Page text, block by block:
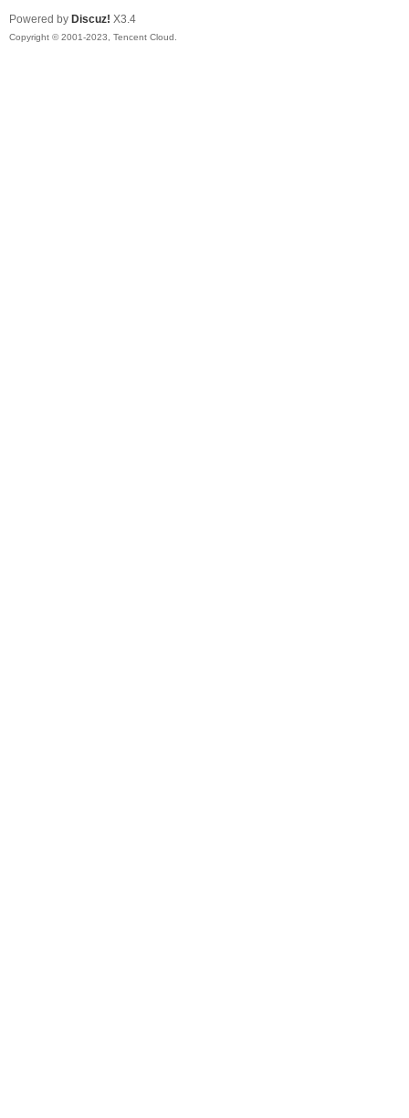
Powered by Discuz! X3.4
Copyright © 2001-2023, Tencent Cloud.